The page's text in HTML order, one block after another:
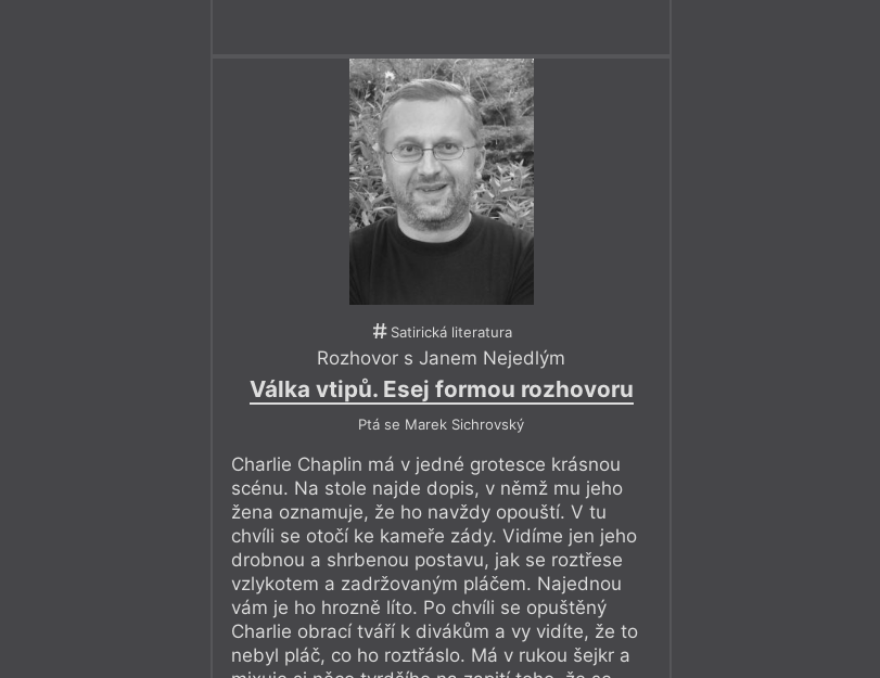
Satirická literatura
Rozhovor s Janem Nejedlým
Válka vtipů. Esej formou rozhovoru
Ptá se Marek Sichrovský
Charlie Chaplin má v jedné grotesce krásnou
scénu. Na stole najde dopis, v němž mu jeho
žena oznamuje, že ho navždy opouští. V tu
chvíli se otočí ke kameře zády. Vidíme jen jeho
drobnou a shrbenou postavu, jak se roztřese
vzlykotem a zadržovaným pláčem. Najednou
vám je ho hrozně líto. Po chvíli se opuštěný
Charlie obrací tváří k divákům a vy vidíte, že to
nebyl pláč, co ho roztřáslo. Má v rukou šejkr a